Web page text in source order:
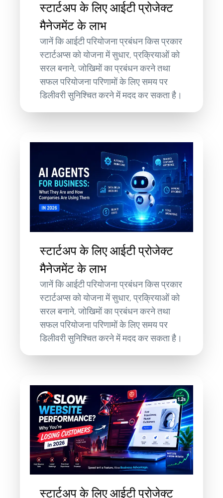
स्टार्टअप के लिए आईटी प्रोजेक्ट
मैनेजमेंट के लाभ
जानें कि आईटी परियोजना प्रबंधन किस प्रकार
स्टार्टअप्स को योजना में सुधार, प्रक्रियाओं को
सरल बनाने, जोखिमों का प्रबंधन करने तथा
सफल परियोजना परिणामों के लिए समय पर
डिलीवरी सुनिश्चित करने में मदद कर सकता है।
स्टार्टअप के लिए आईटी प्रोजेक्ट
मैनेजमेंट के लाभ
जानें कि आईटी परियोजना प्रबंधन किस प्रकार
स्टार्टअप्स को योजना में सुधार, प्रक्रियाओं को
सरल बनाने, जोखिमों का प्रबंधन करने तथा
सफल परियोजना परिणामों के लिए समय पर
डिलीवरी सुनिश्चित करने में मदद कर सकता है।
स्टार्टअप के लिए आईटी प्रोजेक्ट